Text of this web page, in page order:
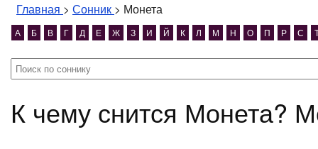
Главная > Сонник > Монета
А Б В Г Д Е Ж З И Й К Л М Н О П Р С
К чему снится Монета?